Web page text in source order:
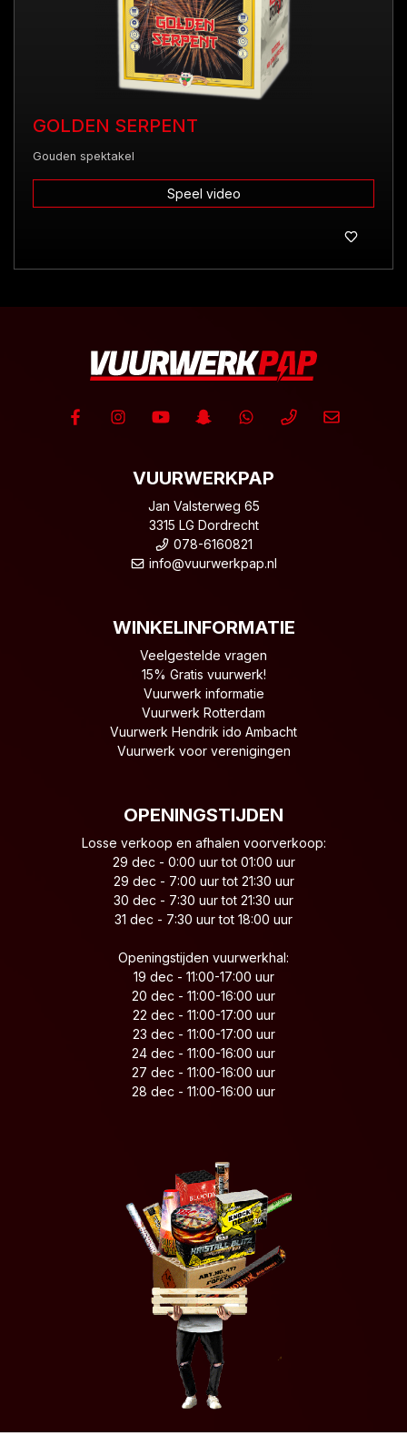
GOLDEN SERPENT
Gouden spektakel
Speel video
VUURWERKPAP
Jan Valsterweg 65
3315 LG Dordrecht
078-6160821
info@vuurwerkpap.nl
WINKELINFORMATIE
Veelgestelde vragen
15% Gratis vuurwerk!
Vuurwerk informatie
Vuurwerk Rotterdam
Vuurwerk Hendrik ido Ambacht
Vuurwerk voor verenigingen
OPENINGSTIJDEN
Losse verkoop en afhalen voorverkoop:
29 dec - 0:00 uur tot 01:00 uur
29 dec - 7:00 uur tot 21:30 uur
30 dec - 7:30 uur tot 21:30 uur
31 dec - 7:30 uur tot 18:00 uur
Openingstijden vuurwerkhal:
19 dec - 11:00-17:00 uur
20 dec - 11:00-16:00 uur
22 dec - 11:00-17:00 uur
23 dec - 11:00-17:00 uur
24 dec - 11:00-16:00 uur
27 dec - 11:00-16:00 uur
28 dec - 11:00-16:00 uur